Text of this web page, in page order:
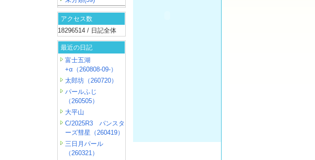
アクセス数
18296514 / 日記全体
最近の日記
富士五湖
+α（260808-09-）
太郎坊（260720）
パールふじ
（260505）
大平山
C/2025R3 パンスタ
ーズ彗星（260419）
三日月パール
（260321）